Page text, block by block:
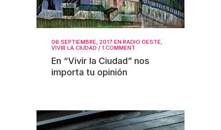
06 SEPTIEMBRE, 2017 EN RADIO OESTE,
VIVIR LA CIUDAD / 1 COMMENT
En “Vivir la Ciudad” nos
importa tu opinión